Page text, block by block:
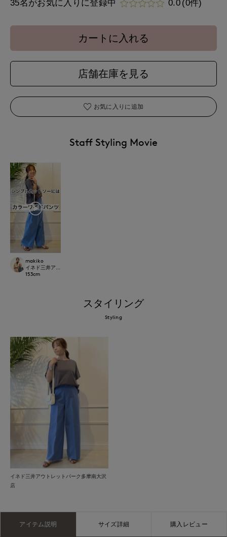
35名がお気に入りに登録中 0.0 (0件)
カートに入れる
店舗在庫を見る
お気に入りに追加
Staff Styling Movie
makiko
イネド三井アウトレットパーク多摩南大沢店
153cm
スタイリング
Styling
イネド三井アウトレットパーク多摩南大沢
店
アイテム説明 サイズ詳細 購入レビュー